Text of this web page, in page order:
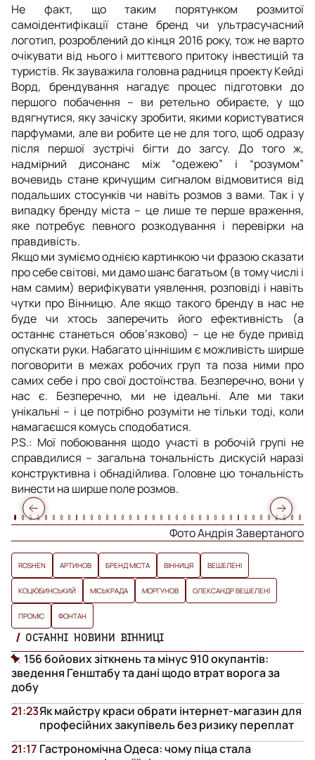
Не факт, що таким порятунком розмитої
самоідентифікації стане бренд чи ультрасучасний
логотип, розроблений до кінця 2016 року, тож не варто
очікувати від нього і миттєвого притоку інвестицій та
туристів. Як зауважила головна радниця проекту Кейді
Ворд, брендування нагадує процес підготовки до
першого побачення – ви ретельно обираєте, у що
вдягнутися, яку зачіску зробити, якими користуватися
парфумами, але ви робите це не для того, щоб одразу
після першої зустрічі бігти до загсу. До того ж,
надмірний дисонанс між “одежею” і “розумом”
вочевидь стане кричущим сигналом відмовитися від
подальших стосунків чи навіть розмов з вами. Так і у
випадку бренду міста – це лише те перше враження,
яке потребує певного розкодування і перевірки на
правдивість.
Якщо ми зуміємо однією картинкою чи фразою сказати
про себе світові, ми дамо шанс багатьом (в тому числі і
нам самим) верифікувати уявлення, розповіді і навіть
чутки про Вінницю. Але якщо такого бренду в нас не
буде чи хтось заперечить його ефективність (а
останнє станеться обов’язково) – це не буде привід
опускати руки. Набагато ціннішим є можливість ширше
поговорити в межах робочих груп та поза ними про
самих себе і про свої достоїнства. Безперечно, вони у
нас є. Безперечно, ми не ідеальні. Але ми таки
унікальні – і це потрібно розуміти не тільки тоді, коли
намагаєшся комусь сподобатися.
P.S.: Мої побоювання щодо участі в робочій групі не
справдилися – загальна тональність дискусій наразі
конструктивна і обнадійлива. Головне цю тональність
винести на ширше поле розмов.
Фото Андрія Завертаного
ROSHEN АРТИНОВ БРЕНД МІСТА ВІННИЦЯ ВЕШЕЛЕНІ
КОЦЮБИНСЬКИЙ МІСЬКРАДА МОРГУНОВ ОЛЕКСАНДР ВЕШЕЛЕНІ
ПРОМІС ФОНТАН
ОСТАННІ НОВИНИ ВІННИЦІ
156 бойових зіткнень та мінус 910 окупантів:
зведення Генштабу та дані щодо втрат ворога за
добу
Як майстру краси обрати інтернет-магазин для
професійних закупівель без ризику переплат
21:23
Гастрономічна Одеса: чому піца стала
21:17